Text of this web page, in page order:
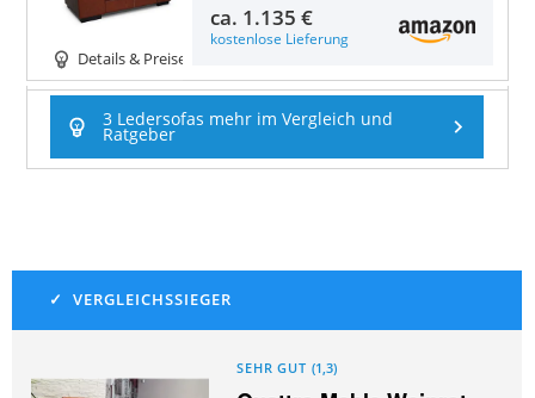
Details & Preise
ca. 1.135 €
kostenlose Lieferung
3 Ledersofas mehr im Vergleich und
Ratgeber
SEHR GUT (1,3)